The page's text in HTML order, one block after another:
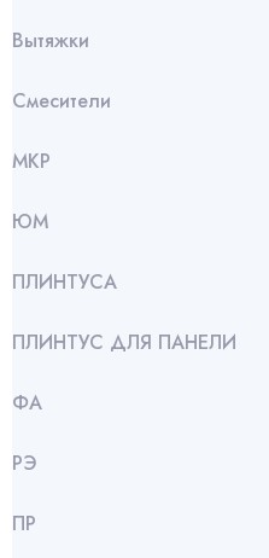
Вытяжки
Смесители
МКР
ЮМ
ПЛИНТУСА
ПЛИНТУС ДЛЯ ПАНЕЛИ
ФА
РЭ
ПР